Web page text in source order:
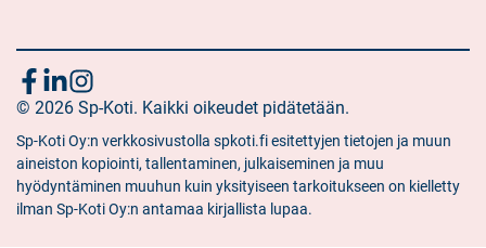
Seuraa
meitä
Sosiaalinen
media:
facebook
Sosiaalinen
media:
linkedin
Sosiaalinen
media:
instagram
© 2026 Sp-Koti. Kaikki oikeudet pidätetään.
Sp-Koti Oy:n verkkosivustolla spkoti.fi esitettyjen tietojen ja muun
aineiston kopiointi, tallentaminen, julkaiseminen ja muu
hyödyntäminen muuhun kuin yksityiseen tarkoitukseen on kielletty
ilman Sp-Koti Oy:n antamaa kirjallista lupaa.